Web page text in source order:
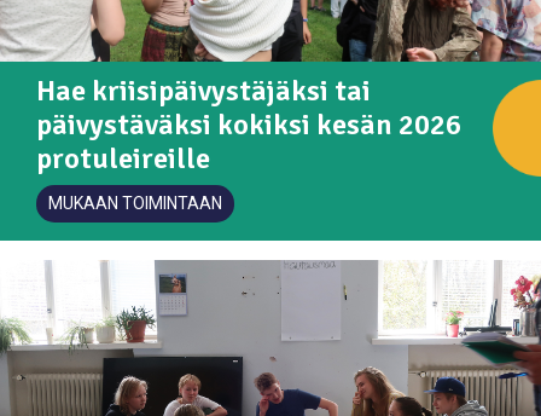
Hae kriisipäivystäjäksi tai
päivystäväksi kokiksi kesän 2026
protuleireille
MUKAAN TOIMINTAAN